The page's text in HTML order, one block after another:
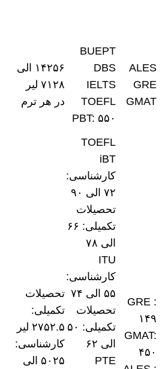
ALES
GRE
GMAT
BUEPT
DBS
IELTS
TOEFL
PBT: ۵۵۰
۱۴۲۵۶ الی
۷۱۲۸ لیر
در هر ترم
GRE :
۱۴۹
GMAT:
۴۵۰
TOEFL
iBT
کارشناسی:
۷۲ الی ۹۰
تحصیلات
تکمیلی: ۶۶
الی ۷۸
ITU
کارشناسی:
۵۵ الی ۷۴
تحصیلات
تکمیلی: ۵۰
الی ۶۲
PTE
تحصیلات
تکمیلی:
۲۷۵۲.۵ لیر
کارشناسی:
۵۰۲۵ الی